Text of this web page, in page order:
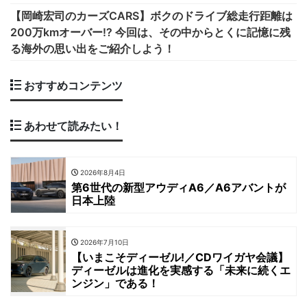
【岡崎宏司のカーズCARS】ボクのドライブ総走行距離は
200万kmオーバー!? 今回は、その中からとくに記憶に残
る海外の思い出をご紹介しよう！
おすすめコンテンツ
あわせて読みたい！
2026年8月4日
第6世代の新型アウディA6／A6アバントが
日本上陸
2026年7月10日
【いまこそディーゼル!／CDワイガヤ会議】
ディーゼルは進化を実感する「未来に続くエ
ンジン」である！